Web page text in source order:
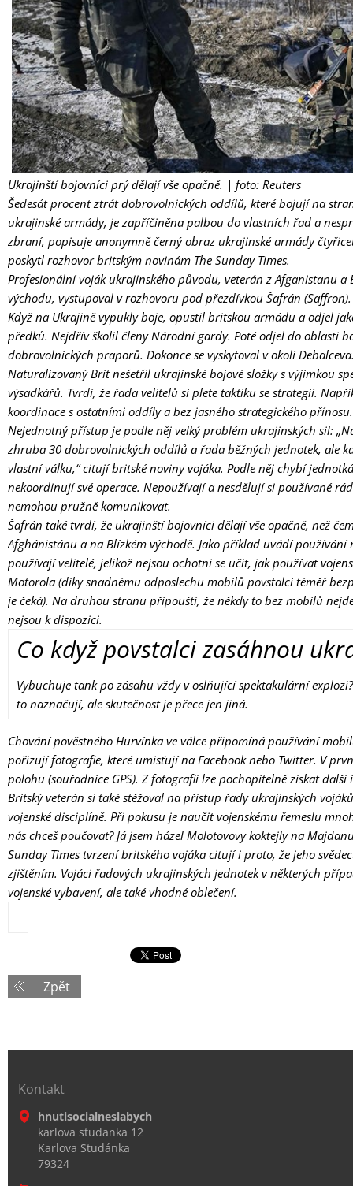
Ukrajinští bojovníci prý dělají vše opačně. | foto: Reuters
Šedesát procent ztrát dobrovolnických oddílů, které bojují na
ukrajinské armády, je zapříčiněna palbou do vlastních řad a
zbraní, popisuje anonymně černý obraz ukrajinské armády
poskytl rozhovor britským novinám The Sunday Times.
Profesionální voják ukrajinského původu, veterán z Afganistanu a
východu, vystupoval v rozhovoru pod přezdívkou Šafrán (Saffron).
Když na Ukrajině vypukly boje, opustil britskou armádu a odjel
předků. Nejdřív školil členy Národní gardy. Poté odjel do oblasti
dobrovolnických praporů. Dokonce se vyskytoval v okolí
Naturalizovaný Brit nešetřil ukrajinské bojové složky s výjimkou
výsadkářů. Tvrdí, že řada velitelů si plete taktiku se strategií.
koordinace s ostatními oddíly a bez jasného strategického přínosu.
Nejednotný přístup je podle něj velký problém ukrajinských sil:
zhruba 30 dobrovolnických oddílů a řada běžných jednotek, ale
vlastní válku,“ citují britské noviny vojáka. Podle něj chybí
nekoordinují své operace. Nepoužívají a nesdělují si používané
nemohou pružně komunikovat.
Šafrán také tvrdí, že ukrajinští bojovníci dělají vše opačně, než
Afghánistánu a na Blízkém východě. Jako příklad uvádí
používají velitelé, jelikož nejsou ochotni se učit, jak používat
Motorola (díky snadnému odposlechu mobilů povstalci téměř
je čeká). Na druhou stranu připouští, že někdy to bez mobilů
nejsou k dispozici.
Co když povstalci zasáhnou
Vybuchuje tank po zásahu vždy v oslňující spektakulární
to naznačují, ale skutečnost je přece jen jiná.
Chování pověstného Hurvínka ve válce připomíná používání
pořizují fotografie, které umisťují na Facebook nebo Twitter. V
polohu (souřadnice GPS). Z fotografií lze pochopitelně získat další
Britský veterán si také stěžoval na přístup řady ukrajinských
vojenské disciplíně. Při pokusu je naučit vojenskému řemeslu
nás chceš poučovat? Já jsem házel Molotovovy koktejly na
Sunday Times tvrzení britského vojáka citují i proto, že jeho
zjištěním. Vojáci řadových ukrajinských jednotek v některých
vojenské vybavení, ale také vhodné oblečení.
Zpět
Kontakt
hnutisocialneslabych
karlova studanka 12
Karlova Studánka
79324